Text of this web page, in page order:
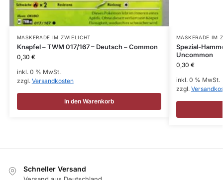
MASKERADE IM ZWIELICHT
Knapfel – TWM 017/167 – Deutsch – Common
0,30 €
inkl. 0 % MwSt.
zzgl. Versandkosten
In den Warenkorb
MASKERADE IM
Spezial-
Uncommon
0,30 €
inkl. 0 % MwSt.
zzgl.
Schneller Versand